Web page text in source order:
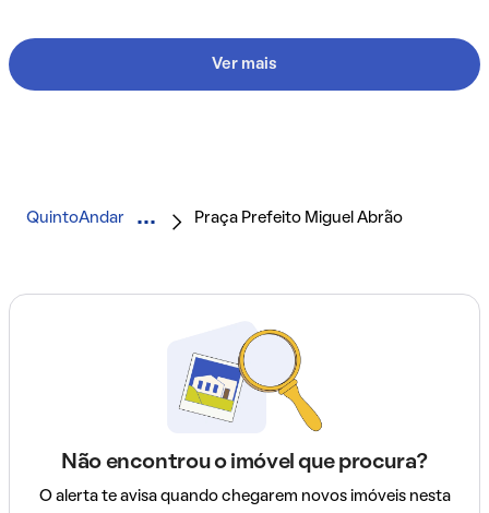
Ver mais
QuintoAndar Praça Prefeito Miguel Abrão
Não encontrou o imóvel que procura?
O alerta te avisa quando chegarem novos imóveis nesta